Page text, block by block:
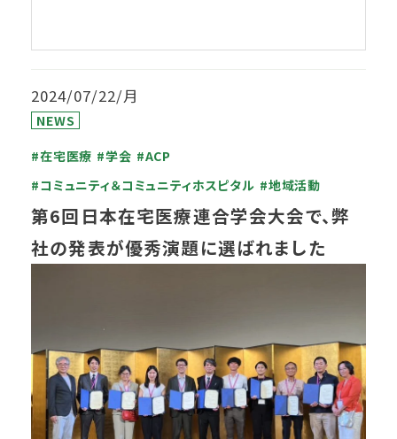
2024/07/22/月
NEWS
#在宅医療 #学会 #ACP
#コミュニティ＆コミュニティホスピタル #地域活動
第6回日本在宅医療連合学会大会で、弊
社の発表が優秀演題に選ばれました